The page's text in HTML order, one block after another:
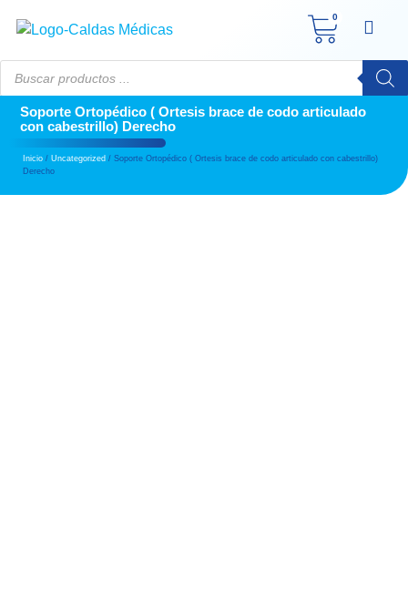
0
Soporte Ortopédico ( Ortesis brace de codo articulado
con cabestrillo) Derecho
Inicio / Uncategorized / Soporte Ortopédico ( Ortesis brace de codo articulado con cabestrillo)
Derecho